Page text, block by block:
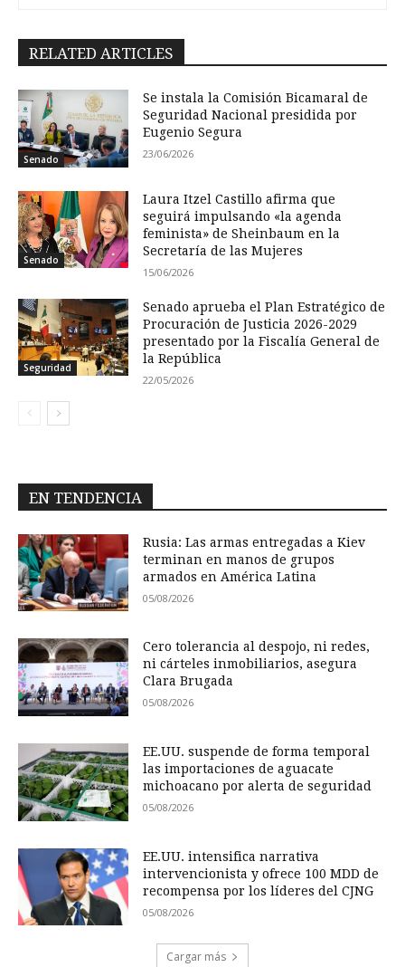
RELATED ARTICLES
Senado
Se instala la Comisión Bicamaral de
Seguridad Nacional presidida por
Eugenio Segura
23/06/2026
Senado
Laura Itzel Castillo afirma que
seguirá impulsando «la agenda
feminista» de Sheinbaum en la
Secretaría de las Mujeres
15/06/2026
Seguridad
Senado aprueba el Plan Estratégico de
Procuración de Justicia 2026-2029
presentado por la Fiscalía General de
la República
22/05/2026
EN TENDENCIA
Rusia: Las armas entregadas a Kiev
terminan en manos de grupos
armados en América Latina
05/08/2026
Cero tolerancia al despojo, ni redes,
ni cárteles inmobiliarios, asegura
Clara Brugada
05/08/2026
EE.UU. suspende de forma temporal
las importaciones de aguacate
michoacano por alerta de seguridad
05/08/2026
EE.UU. intensifica narrativa
intervencionista y ofrece 100 MDD de
recompensa por los líderes del CJNG
05/08/2026
Cargar más